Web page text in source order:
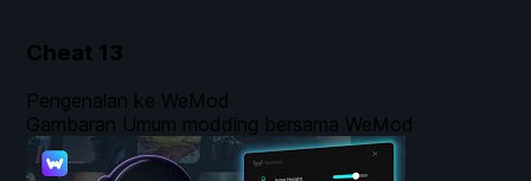
Cheat 13
Pengenalan ke WeMod
Gambaran Umum modding bersama WeMod